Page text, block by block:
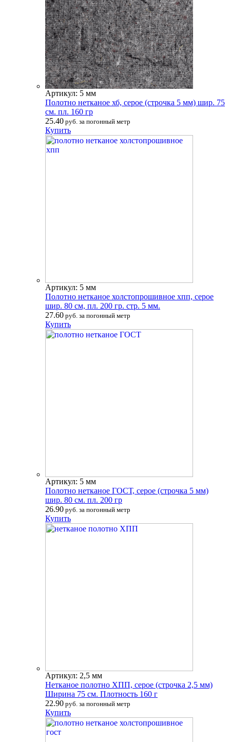
Артикул: 5 мм
Полотно нетканое хб, серое (строчка 5 мм) шир. 75
см. пл. 160 гр
25.40 руб. за погонный метр
Купить
Артикул: 5 мм
Полотно нетканое холстопрошивное хпп, серое
шир. 80 см, пл. 200 гр. стр. 5 мм.
27.60 руб. за погонный метр
Купить
Артикул: 5 мм
Полотно нетканое ГОСТ, серое (строчка 5 мм)
шир. 80 см. пл. 200 гр
26.90 руб. за погонный метр
Купить
Артикул: 2,5 мм
Нетканое полотно ХПП, серое (строчка 2,5 мм)
Ширина 75 см. Плотность 160 г
22.90 руб. за погонный метр
Купить